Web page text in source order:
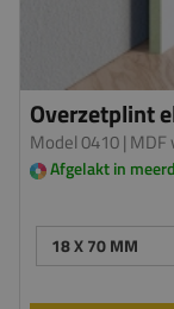
Overzetplint
Model 0410| MDF
Afgelakt in
18 X 70 MM